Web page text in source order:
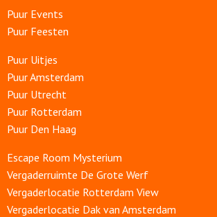
Puur Events
Puur Feesten
Puur Uitjes
Puur Amsterdam
Puur Utrecht
Puur Rotterdam
Puur Den Haag
Escape Room Mysterium
Vergaderruimte De Grote Werf
Vergaderlocatie Rotterdam View
Vergaderlocatie Dak van Amsterdam